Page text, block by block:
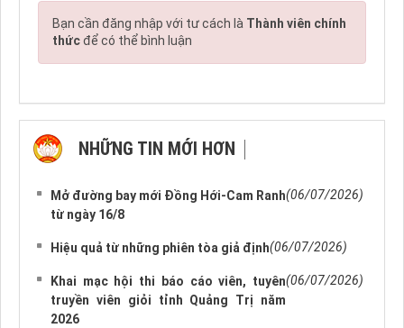
Bạn cần đăng nhập với tư cách là Thành viên chính
thứcđể có thể bình luận
NHỮNG TIN MỚI HƠN
Mở đường bay mới Đồng Hới-Cam Ranh
từ ngày 16/8
(06/07/2026)
Hiệu quả từ những phiên tòa giả định(06/07/2026)
Khai mạc hội thi báo cáo viên, tuyên
truyền viên giỏi tỉnh Quảng Trị năm
2026
(06/07/2026)